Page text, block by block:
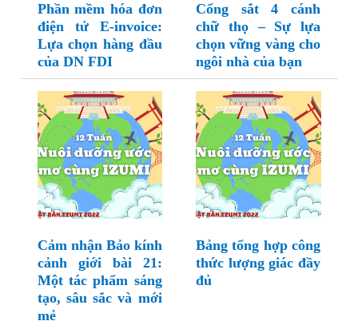
Phần mềm hóa đơn
điện tử E-invoice:
Lựa chọn hàng đầu
của DN FDI
Cổng sắt 4 cánh
chữ thọ – Sự lựa
chọn vững vàng cho
ngôi nhà của bạn
Cảm nhận Bảo kính
cảnh giới bài 21:
Một tác phẩm sáng
tạo, sâu sắc và mới
mẻ
Bảng tổng hợp công
thức lượng giác đầy
đủ